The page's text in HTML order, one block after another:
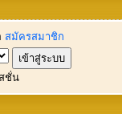
สมัครสมาชิก
ชั่น